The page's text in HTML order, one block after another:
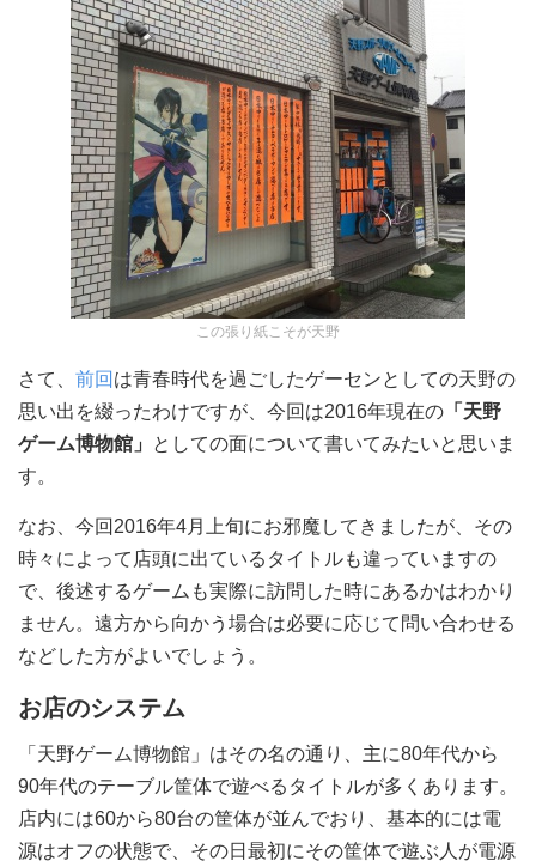
この張り紙こそが天野
さて、 前回 は青春時代を過ごしたゲーセンとしての天野の
思い出を綴ったわけですが、今回は2016年現在の 「天野
ゲーム博物館」
としての面について書いてみたいと思いま
す。
なお、今回2016年4月上旬にお邪魔してきましたが、その
時々によって店頭に出ているタイトルも違っていますの
で、後述するゲームも実際に訪問した時にあるかはわかり
ません。遠方から向かう場合は必要に応じて問い合わせる
などした方がよいでしょう。
お店のシステム
「天野ゲーム博物館」はその名の通り、主に80年代から
90年代のテーブル筐体で遊べるタイトルが多くあります。
店内には60から80台の筐体が並んでおり、基本的には電
源はオフの状態で、その日最初にその筐体で遊ぶ人が電源